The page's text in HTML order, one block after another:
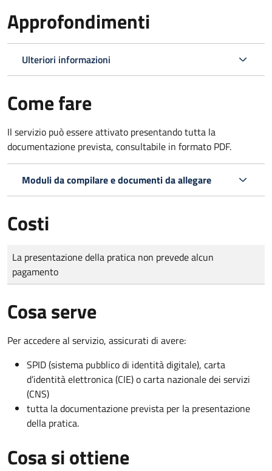
Approfondimenti
Ulteriori informazioni
Come fare
Il servizio può essere attivato presentando tutta la
documentazione prevista, consultabile in formato PDF.
Moduli da compilare e documenti da allegare
Costi
Tipo di pagamento
Importo
La presentazione della pratica non prevede alcun
pagamento
Cosa serve
Per accedere al servizio, assicurati di avere:
SPID (sistema pubblico di identità digitale), carta
d’identità elettronica (CIE) o carta nazionale dei servizi
(CNS)
tutta la documentazione prevista per la presentazione
della pratica.
Cosa si ottiene